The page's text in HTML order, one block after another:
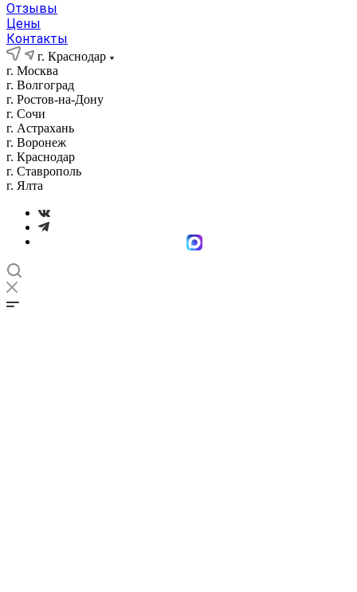
Отзывы
Цены
Контакты
г. Краснодар
г. Москва
г. Волгоград
г. Ростов-на-Дону
г. Сочи
г. Астрахань
г. Воронеж
г. Краснодар
г. Ставрополь
г. Ялта